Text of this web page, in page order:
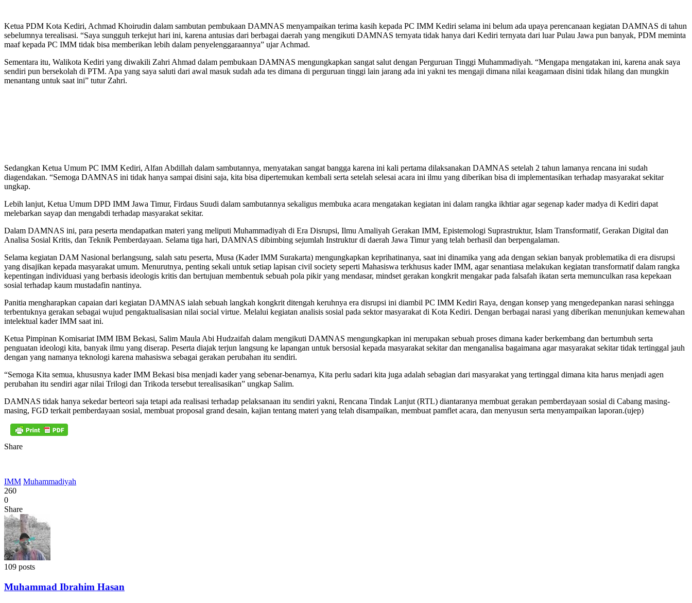
Ketua PDM Kota Kediri, Achmad Khoirudin dalam sambutan pembukaan DAMNAS menyampaikan terima kasih kepada PC IMM Kediri selama ini belum ada upaya perencanaan kegiatan DAMNAS di tahun
sebelumnya terealisasi. “Saya sungguh terkejut hari ini, karena antusias dari berbagai daerah yang mengikuti DAMNAS ternyata tidak hanya dari Kediri ternyata dari luar Pulau Jawa pun banyak, PDM meminta
maaf kepada PC IMM tidak bisa memberikan lebih dalam penyelenggaraannya” ujar Achmad.
Sementara itu, Walikota Kediri yang diwakili Zahri Ahmad dalam pembukaan DAMNAS mengungkapkan sangat salut dengan Perguruan Tinggi Muhammadiyah. “Mengapa mengatakan ini, karena anak saya
sendiri pun bersekolah di PTM. Apa yang saya saluti dari awal masuk sudah ada tes dimana di perguruan tinggi lain jarang ada ini yakni tes mengaji dimana nilai keagamaan disini tidak hilang dan mungkin
menantang untuk saat ini” tutur Zahri.
Sedangkan Ketua Umum PC IMM Kediri, Alfan Abdillah dalam sambutannya, menyatakan sangat bangga karena ini kali pertama dilaksanakan DAMNAS setelah 2 tahun lamanya rencana ini sudah
diagendakan. “Semoga DAMNAS ini tidak hanya sampai disini saja, kita bisa dipertemukan kembali serta setelah selesai acara ini ilmu yang diberikan bisa di implementasikan terhadap masyarakat sekitar
ungkap.
Lebih lanjut, Ketua Umum DPD IMM Jawa Timur, Firdaus Suudi dalam sambutannya sekaligus membuka acara mengatakan kegiatan ini dalam rangka ikhtiar agar segenap kader madya di Kediri dapat
melebarkan sayap dan mengabdi terhadap masyarakat sekitar.
Dalam DAMNAS ini, para peserta mendapatkan materi yang meliputi Muhammadiyah di Era Disrupsi, Ilmu Amaliyah Gerakan IMM, Epistemologi Suprastruktur, Islam Transformatif, Gerakan Digital dan
Analisa Sosial Kritis, dan Teknik Pemberdayaan. Selama tiga hari, DAMNAS dibimbing sejumlah Instruktur di daerah Jawa Timur yang telah berhasil dan berpengalaman.
Selama kegiatan DAM Nasional berlangsung, salah satu peserta, Musa (Kader IMM Surakarta) mengungkapkan keprihatinanya, saat ini dinamika yang ada dengan sekian banyak problematika di era disrupsi
yang disajikan kepada masyarakat umum. Menurutnya, penting sekali untuk setiap lapisan civil society seperti Mahasiswa terkhusus kader IMM, agar senantiasa melakukan kegiatan transformatif dalam rangka
kepentingan individuasi yang berbasis ideologis kritis dan bertujuan membentuk sebuah pola pikir yang mendasar, mindset gerakan kongkrit mengakar pada falsafah ikatan serta memunculkan rasa kepekaan
sosial terhadap kaum mustadafin nantinya.
Panitia mengharapkan capaian dari kegiatan DAMNAS ialah sebuah langkah kongkrit ditengah keruhnya era disrupsi ini diambil PC IMM Kediri Raya, dengan konsep yang mengedepankan narasi sehingga
terbentuknya gerakan sebagai wujud pengaktualisasian nilai social virtue. Melalui kegiatan analisis sosial pada sektor masyarakat di Kota Kediri. Dengan berbagai narasi yang diberikan menunjukan kemewahan
intelektual kader IMM saat ini.
Ketua Pimpinan Komisariat IMM IBM Bekasi, Salim Maula Abi Hudzaifah dalam mengikuti DAMNAS mengungkapkan ini merupakan sebuah proses dimana kader berkembang dan bertumbuh serta
penguatan ideologi kita, banyak ilmu yang diserap. Peserta diajak terjun langsung ke lapangan untuk bersosial kepada masyarakat sekitar dan menganalisa bagaimana agar masyarakat sekitar tidak tertinggal jauh
dengan yang namanya teknologi karena mahasiswa sebagai gerakan perubahan itu sendiri.
“Semoga Kita semua, khususnya kader IMM Bekasi bisa menjadi kader yang sebenar-benarnya, Kita perlu sadari kita juga adalah sebagian dari masyarakat yang tertinggal dimana kita harus menjadi agen
perubahan itu sendiri agar nilai Trilogi dan Trikoda tersebut terealisasikan” ungkap Salim.
DAMNAS tidak hanya sekedar berteori saja tetapi ada realisasi terhadap pelaksanaan itu sendiri yakni, Rencana Tindak Lanjut (RTL) diantaranya membuat gerakan pemberdayaan sosial di Cabang masing-
masing, FGD terkait pemberdayaan sosial, membuat proposal grand desain, kajian tentang materi yang telah disampaikan, membuat pamflet acara, dan menyusun serta menyampaikan laporan.(ujep)
Share
IMM Muhammadiyah
260
0
Share
109 posts
Muhammad Ibrahim Hasan